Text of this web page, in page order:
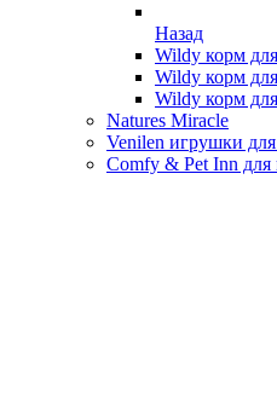
Назад
Wildy корм
Wildy корм
Wildy корм
Natures Miracle
Venilen игрушки
Comfy & Pet Inn для